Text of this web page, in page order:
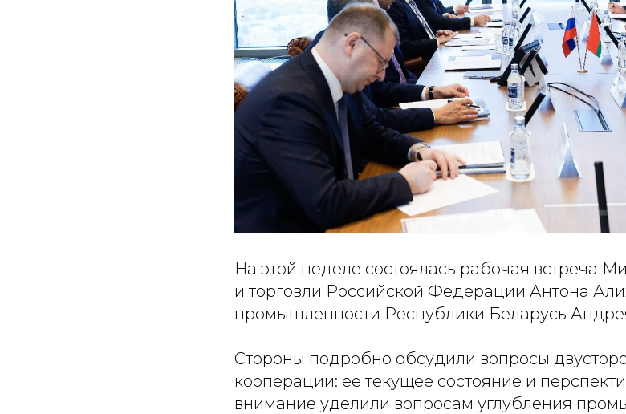
На этой неделе состоялась рабочая встреча
и торговли Российской Федерации Антона
промышленности Республики Беларусь
Стороны подробно обсудили вопросы
кооперации: ее текущее состояние и
внимание уделили вопросам углубления